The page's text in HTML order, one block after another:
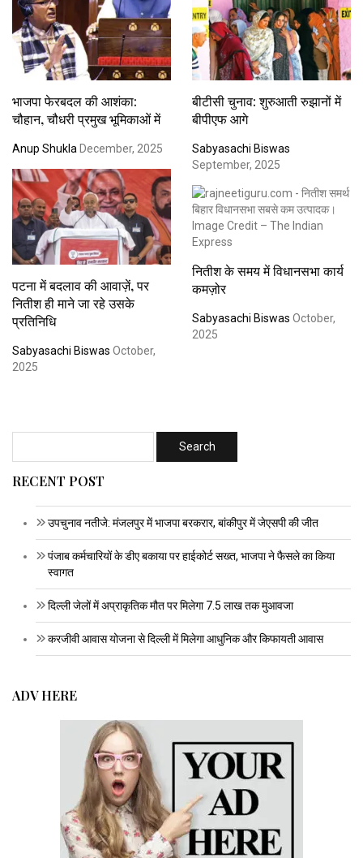
भाजपा फेरबदल की आशंका:
चौहान, चौधरी प्रमुख भूमिकाओं में
Anup Shukla December, 2025
बीटीसी चुनाव: शुरुआती रुझानों में
बीपीएफ आगे
Sabyasachi Biswas
September, 2025
पटना में बदलाव की आवाज़ें, पर
नितीश ही माने जा रहे उसके
प्रतिनिधि
Sabyasachi Biswas October,
2025
नितीश के समय में विधानसभा कार्य
कमज़ोर
Sabyasachi Biswas October,
2025
RECENT POST
उपचुनाव नतीजे: मंजलपुर में भाजपा बरकरार, बांकीपुर में जेएसपी की जीत
पंजाब कर्मचारियों के डीए बकाया पर हाईकोर्ट सख्त, भाजपा ने फैसले का किया
स्वागत
दिल्ली जेलों में अप्राकृतिक मौत पर मिलेगा 7.5 लाख तक मुआवजा
करजीवी आवास योजना से दिल्ली में मिलेगा आधुनिक और किफायती आवास
ADV HERE